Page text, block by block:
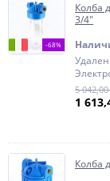
-68%
Колба
3/4"
5
1
Колба